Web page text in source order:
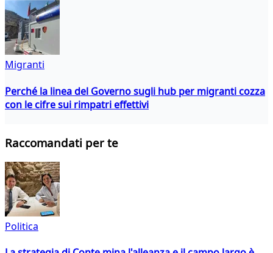
Migranti
Perché la linea del Governo sugli hub per migranti cozza
con le cifre sui rimpatri effettivi
Raccomandati per te
Politica